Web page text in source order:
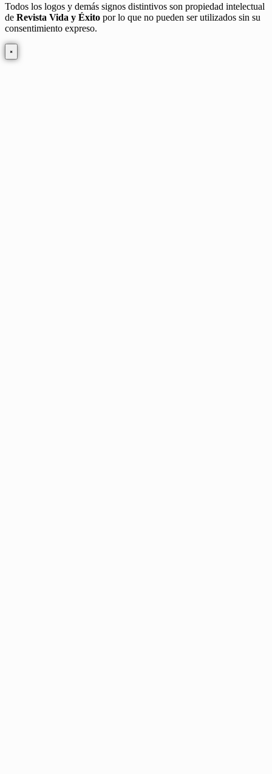
Todos los logos y demás signos distintivos son propiedad intelectual
de Revista Vida y Éxito por lo que no pueden ser utilizados sin su
consentimiento expreso.
×